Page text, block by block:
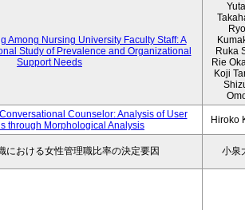
Among Nursing University Faculty Staff: A
Study of Prevalence and Organizational
Support Needs
Ruka
Rie
Koji
Counselor: Analysis of User
through Morphological Analysis
Hiroko
における女性管理職比率の決定要因 小泉